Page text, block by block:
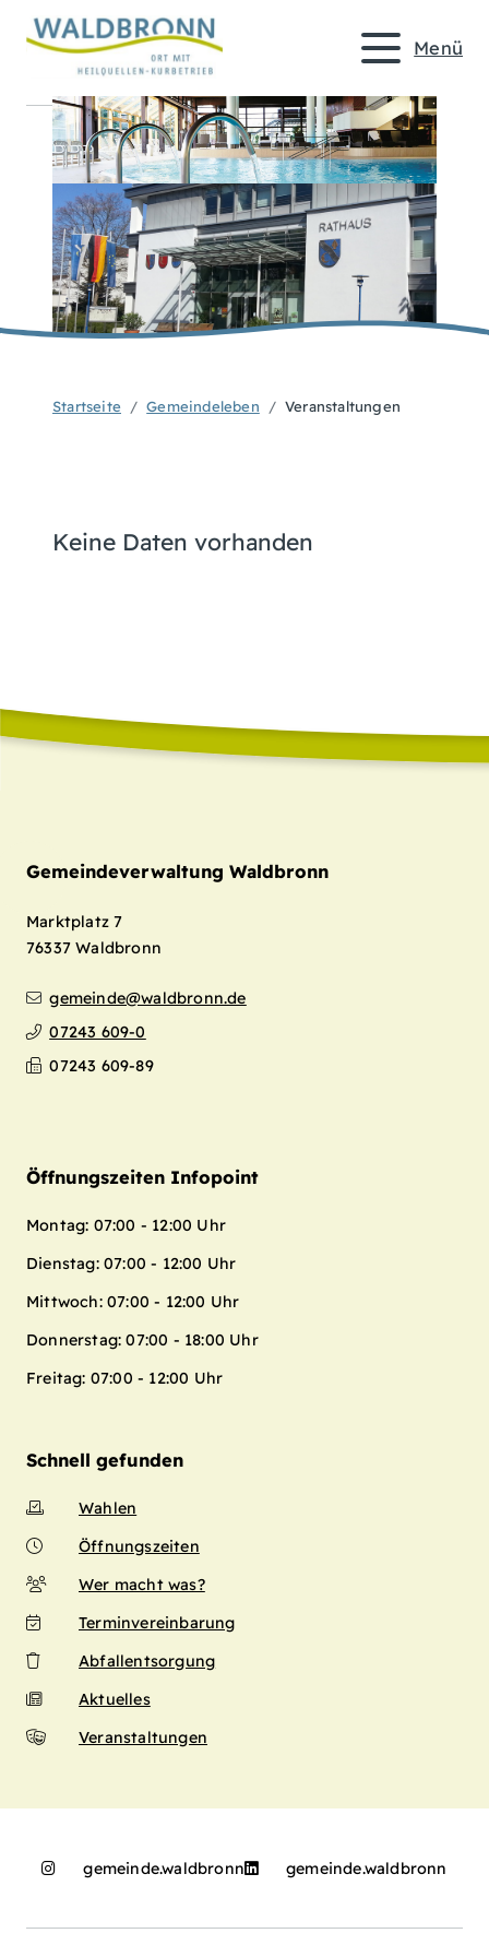
Menü
Startseite Gemeindeleben Veranstaltungen
Keine Daten vorhanden
Gemeindeverwaltung Waldbronn
Marktplatz 7
76337 Waldbronn
gemeinde@waldbronn.de
07243 609-0
07243 609-89
Öffnungszeiten Infopoint
Montag: 07:00 - 12:00 Uhr
Dienstag: 07:00 - 12:00 Uhr
Mittwoch: 07:00 - 12:00 Uhr
Donnerstag: 07:00 - 18:00 Uhr
Freitag: 07:00 - 12:00 Uhr
Schnell gefunden
Wahlen
Öffnungszeiten
Wer macht was?
Terminvereinbarung
Abfallentsorgung
Aktuelles
Veranstaltungen
gemeinde.waldbronn gemeinde.waldbronn